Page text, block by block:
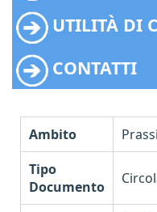
UTILITÀ DI
CONTATTI
Ambito
Prassi
Tipo
Documento